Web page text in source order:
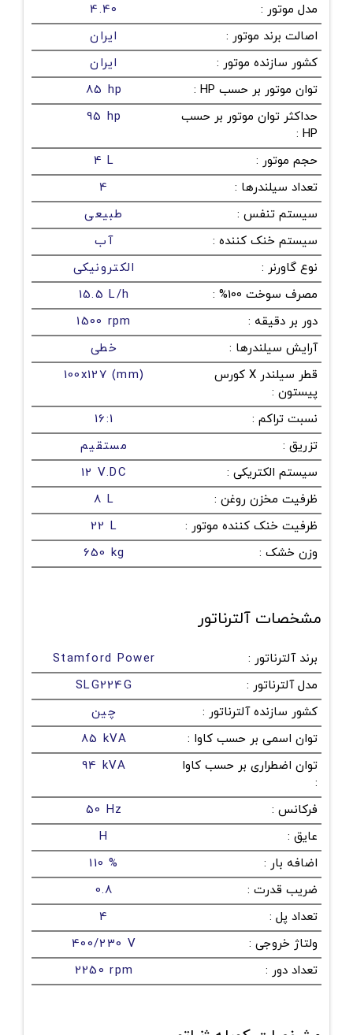
مدل موتور :
4.40
اصالت برند موتور :
ایران
کشور سازنده موتور :
ایران
توان موتور بر حسب HP
:
85 hp
حداکثر توان موتور بر حسب
HP
:
95 hp
حجم موتور :
4 L
تعداد سیلندرها :
4
سیستم تنفس :
طبیعی
سیستم خنک کننده :
آب
نوع گاورنر :
الکترونیکی
مصرف سوخت 100%
:
15.5 L/h
دور بر دقیقه :
1500 rpm
آرایش سیلندرها :
خطی
قطر سیلندر X کورس
پیستون :
100x127 (mm)
نسبت تراکم :
16:1
تزریق :
مستقیم
سیستم الکتریکی :
12 V.DC
ظرفیت مخزن روغن :
8 L
ظرفیت خنک کننده موتور :
22 L
وزن خشک :
650 kg
مشخصات آلترناتور
برند آلترناتور :
Stamford Power
مدل آلترناتور :
SLG224G
کشور سازنده آلترناتور :
چین
توان اسمی بر حسب کاوا :
85 kVA
توان اضطراری بر حسب کاوا
:
94 kVA
فرکانس :
50 Hz
عایق :
H
اضافه بار :
110 %
ضریب قدرت :
0.8
تعداد پل :
4
ولتاژ خروجی :
400/230 V
تعداد دور :
2250 rpm